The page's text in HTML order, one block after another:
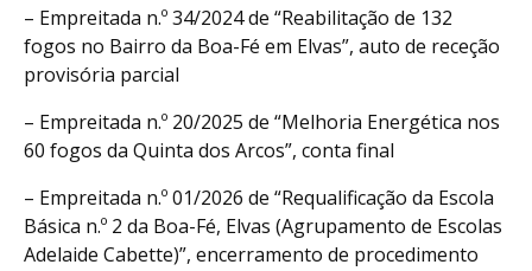
– Empreitada n.º 34/2024 de “Reabilitação de 132
fogos no Bairro da Boa-Fé em Elvas”, auto de receção
provisória parcial
– Empreitada n.º 20/2025 de “Melhoria Energética nos
60 fogos da Quinta dos Arcos”, conta final
– Empreitada n.º 01/2026 de “Requalificação da Escola
Básica n.º 2 da Boa-Fé, Elvas (Agrupamento de Escolas
Adelaide Cabette)”, encerramento de procedimento